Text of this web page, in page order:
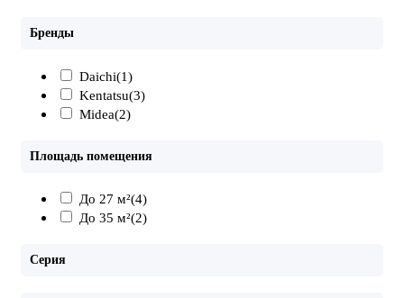
Бренды
Daichi(1)
Kentatsu(3)
Midea(2)
Площадь помещения
До 27 м²(4)
До 35 м²(2)
Серия